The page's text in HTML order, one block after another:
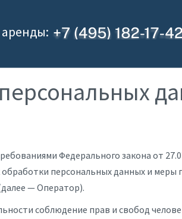
Федерального закона от
персональных данных и меры
— Оператор).
соблюдение прав и свобод